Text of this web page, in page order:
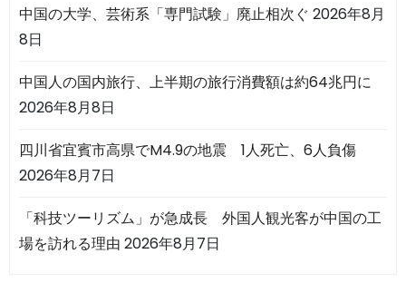
中国の大学、芸術系「専門試験」廃止相次ぐ 2026年8月
8日
中国人の国内旅行、上半期の旅行消費額は約64兆円に
2026年8月8日
四川省宜賓市高県でM4.9の地震 1人死亡、6人負傷
2026年8月7日
「科技ツーリズム」が急成長 外国人観光客が中国の工
場を訪れる理由 2026年8月7日